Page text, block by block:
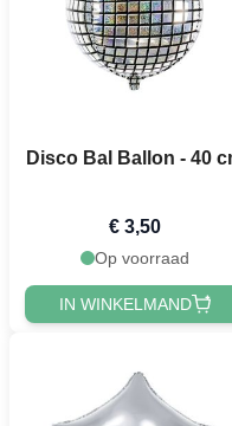
Disco Bal Ballon - 40
€ 3,50
Op voorraad
IN WINKELMAND